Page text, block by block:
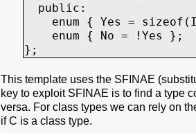
public:
enum { Yes =
enum { No = !Yes };
};
This template uses the SFINAE
key to exploit SFINAE is to find a type
versa. For class types we can rely on
if C is a class type.